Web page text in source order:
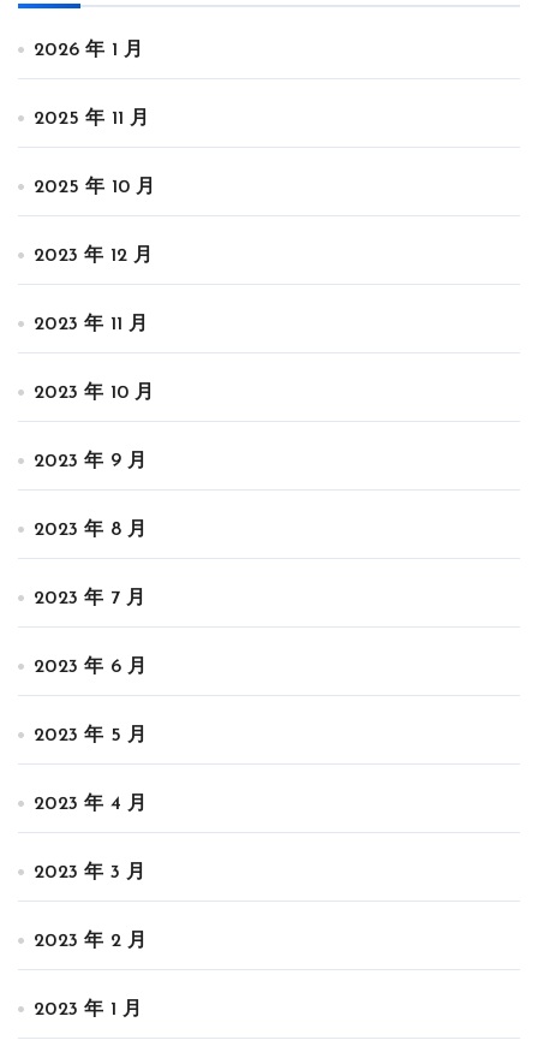
2026 年 1 月
2025 年 11 月
2025 年 10 月
2023 年 12 月
2023 年 11 月
2023 年 10 月
2023 年 9 月
2023 年 8 月
2023 年 7 月
2023 年 6 月
2023 年 5 月
2023 年 4 月
2023 年 3 月
2023 年 2 月
2023 年 1 月